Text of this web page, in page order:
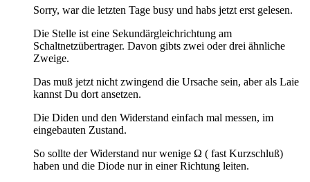
Sorry, war die letzten Tage busy und habs jetzt erst gelesen.
Die Stelle ist eine Sekundärgleichrichtung am
Schaltnetzübertrager. Davon gibts zwei oder drei ähnliche
Zweige.
Das muß jetzt nicht zwingend die Ursache sein, aber als Laie
kannst Du dort ansetzen.
Die Diden und den Widerstand einfach mal messen, im
eingebauten Zustand.
So sollte der Widerstand nur wenige Ω ( fast Kurzschluß)
haben und die Diode nur in einer Richtung leiten.